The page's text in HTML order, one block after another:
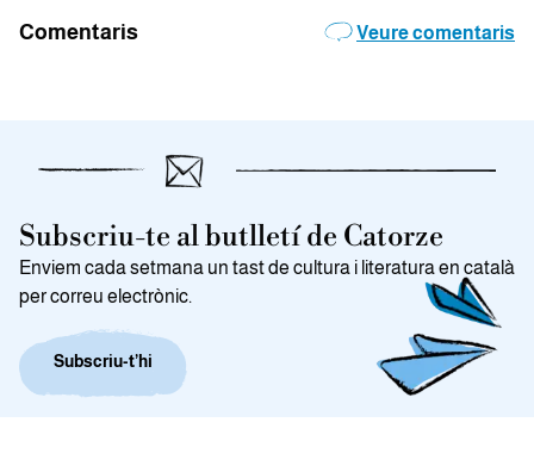
Comentaris Veure comentaris
Subscriu-te al butlletí de Catorze
Enviem cada setmana un tast de cultura i literatura en català
per correu electrònic.
Subscriu-t’hi